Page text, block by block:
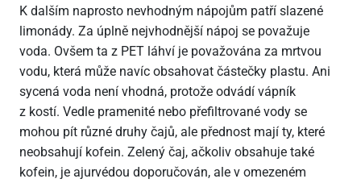
K dalším naprosto nevhodným nápojům patří slazené
limonády. Za úplně nejvhodnější nápoj se považuje
voda. Ovšem ta z PET láhví je považována za mrtvou
vodu, která může navíc obsahovat částečky plastu. Ani
sycená voda není vhodná, protože odvádí vápník
z kostí. Vedle pramenité nebo přefiltrované vody se
mohou pít různé druhy čajů, ale přednost mají ty, které
neobsahují kofein. Zelený čaj, ačkoliv obsahuje také
kofein, je ajurvédou doporučován, ale v omezeném